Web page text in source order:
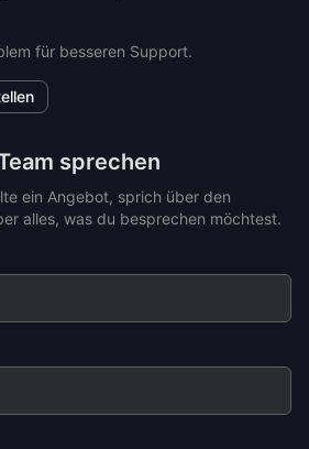
für besseren Support.
sprechen
ein Angebot, sprich über den
alles, was du besprechen möchtest.